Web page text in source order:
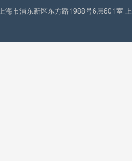
市浦东新区东方路1988号6层601室